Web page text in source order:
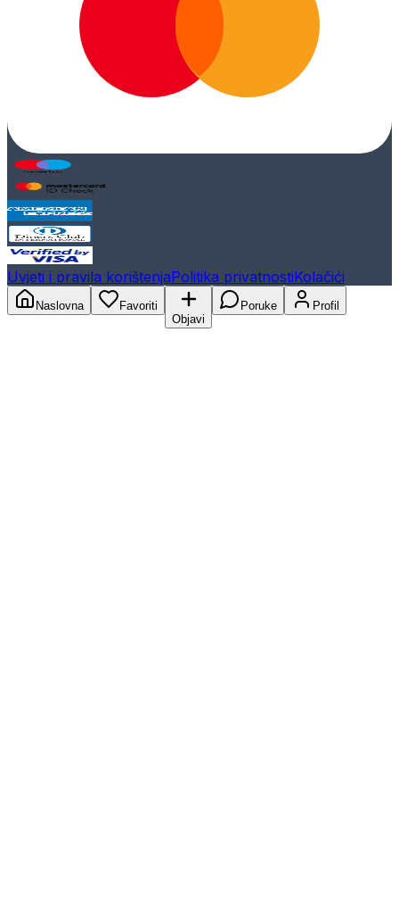
Uvjeti i pravila korištenjaPolitika privatnostiKolačići
Naslovna
Favoriti
Objavi
Poruke Profil